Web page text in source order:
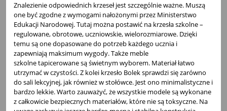
Znalezienie odpowiednich krzeseł jest szczególnie ważne. Muszą
one być zgodne z wymogami nałożonymi przez Ministerstwo
Edukacji Narodowej. Tutaj można postawić na krzesła szkolne –
regulowane, obrotowe, uczniowskie, wielorozmiarowe. Dzięki
temu są one dopasowane do potrzeb każdego ucznia i
zapewniają maksimum wygody. Także meble
szkolne tapicerowane są świetnym wyborem. Materiał łatwo
utrzymać w czystości. Z kolei krzesło Boleksprawdzi się zarówno
do sali lekcyjnej, jak również w stołówce. Jest ono minimalistyczne i
bardzo lekkie. Warto zauważyć, że wszystkie modele są wykonane
z całkowicie bezpiecznych materiałów, które nie są toksyczne. Na